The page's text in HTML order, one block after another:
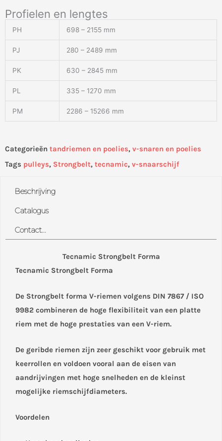
Profielen en lengtes
PH 698 – 2155 mm
PJ 280 – 2489 mm
PK 630 – 2845 mm
PL 335 – 1270 mm
PM 2286 – 15266 mm
Categorieën tandriemen en poelies, v-snaren en poelies
Tags pulleys, Strongbelt, tecnamic, v-snaarschijf
Beschrijving
Catalogus
Contact...
Tecnamic Strongbelt Forma
Tecnamic Strongbelt Forma
De Strongbelt forma V-riemen volgens DIN 7867 / ISO
9982 combineren de hoge flexibiliteit van een platte
riem met de hoge prestaties van een V-riem.
De geribde riemen zijn zeer geschikt voor gebruik met
keerrollen en voldoen vooral aan de eisen van
aandrijvingen met hoge snelheden en de kleinst
mogelijke riemschijfdiameters.
Voordelen